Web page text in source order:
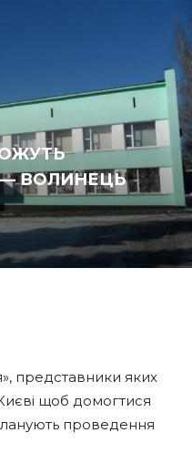
— ВОЛИНЕЦЬ
представники яких
щоб домогтися
проведення